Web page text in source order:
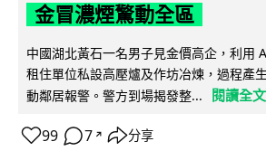
金冒濃煙驚動全區
中國湖北黃石一名男子見金價高企，利用
租住單位私設高壓爐及作坊冶煉，過程產
動鄰居報警。警方到場揭發整...
閱讀全文
99 7 ↗ 分享